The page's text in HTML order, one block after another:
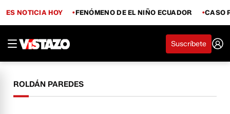
ES NOTICIA HOY FENÓMENO DE EL NIÑO ECUADOR CASO
Suscríbete
ROLDÁN PAREDES